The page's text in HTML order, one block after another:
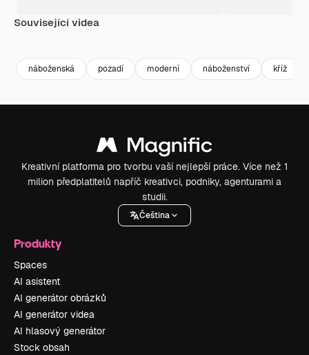
Související videa
náboženská pozadí moderní náboženství kříž
Kreativní platforma pro tvorbu vaší nejlepší práce. Více než 1
milion předplatitelů napříč kreativci, podniky, agenturami a
studii.
Čeština
Produkty
Spaces
AI asistent
AI generátor obrázků
AI generátor videa
AI hlasový generátor
Stock obsah